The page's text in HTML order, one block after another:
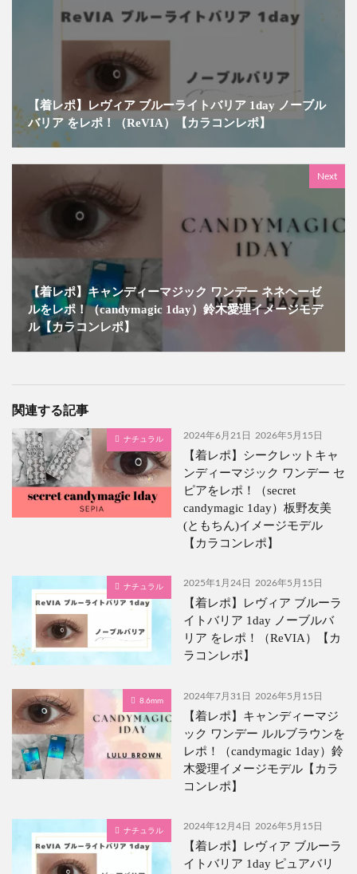
【着レポ】レヴィア ブルーライトバリア 1day ノーブル
バリア をレポ！（ReVIA）【カラコンレポ】
Next
【着レポ】キャンディーマジック ワンデー ネネヘーゼ
ルをレポ！（candymagic 1day）鈴木愛理イメージモデ
ル【カラコンレポ】
関連する記事
ナチュラル 2024年6月21日 2026年5月15日
【着レポ】シークレットキャ
ンディーマジック ワンデー セ
ピアをレポ！（secret
candymagic 1day）板野友美
(ともちん)イメージモデル
【カラコンレポ】
ナチュラル 2025年1月24日 2026年5月15日
【着レポ】レヴィア ブルーラ
イトバリア 1day ノーブルバ
リア をレポ！（ReVIA）【カ
ラコンレポ】
8.6mm 2024年7月31日 2026年5月15日
【着レポ】キャンディーマジ
ック ワンデー ルルブラウンを
レポ！（candymagic 1day）鈴
木愛理イメージモデル【カラ
コンレポ】
ナチュラル 2024年12月4日 2026年5月15日
【着レポ】レヴィア ブルーラ
イトバリア 1day ピュアバリ